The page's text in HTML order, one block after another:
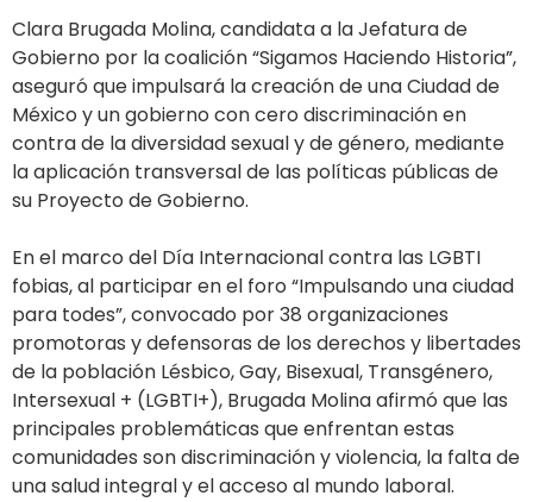
Clara Brugada Molina, candidata a la Jefatura de
Gobierno por la coalición “Sigamos Haciendo Historia”,
aseguró que impulsará la creación de una Ciudad de
México y un gobierno con cero discriminación en
contra de la diversidad sexual y de género, mediante
la aplicación transversal de las políticas públicas de
su Proyecto de Gobierno.
En el marco del Día Internacional contra las LGBTI
fobias, al participar en el foro “Impulsando una ciudad
para todes”, convocado por 38 organizaciones
promotoras y defensoras de los derechos y libertades
de la población Lésbico, Gay, Bisexual, Transgénero,
Intersexual + (LGBTI+), Brugada Molina afirmó que las
principales problemáticas que enfrentan estas
comunidades son discriminación y violencia, la falta de
una salud integral y el acceso al mundo laboral.